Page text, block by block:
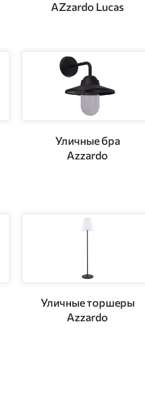
AZzardo Lucas
Уличные бра
Azzardo
Уличные торшеры
Azzardo